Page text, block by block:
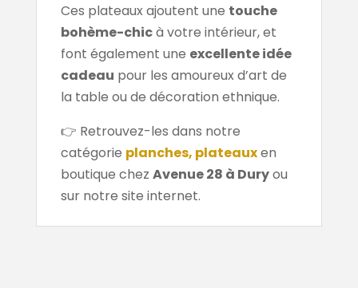
Ces plateaux ajoutent une touche
bohème-chicà votre intérieur, et
font également une excellente idée
cadeau pour les amoureux d’art de
la table ou de décoration ethnique.
👉 Retrouvez-les dans notre
catégorie planches, plateauxen
boutique chez Avenue 28 à Duryou
sur notre site internet.